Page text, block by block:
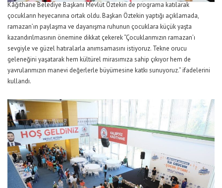
Kâğıthane Belediye Başkanı Mevlüt Öztekin de programa katılarak
çocukların heyecanına ortak oldu. Başkan Öztekin yaptığı açıklamada,
ramazan’ın paylaşma ve dayanışma ruhunun çocuklara küçük yaşta
kazandırılmasının önemine dikkat çekerek “Çocuklarımızın ramazan’ı
sevgiyle ve güzel hatıralarla anımsamasını istiyoruz. Tekne orucu
geleneğini yaşatarak hem kültürel mirasımıza sahip çıkıyor hem de
yavrularımızın manevi değerlerle büyümesine katkı sunuyoruz.” ifadelerini
kullandı.